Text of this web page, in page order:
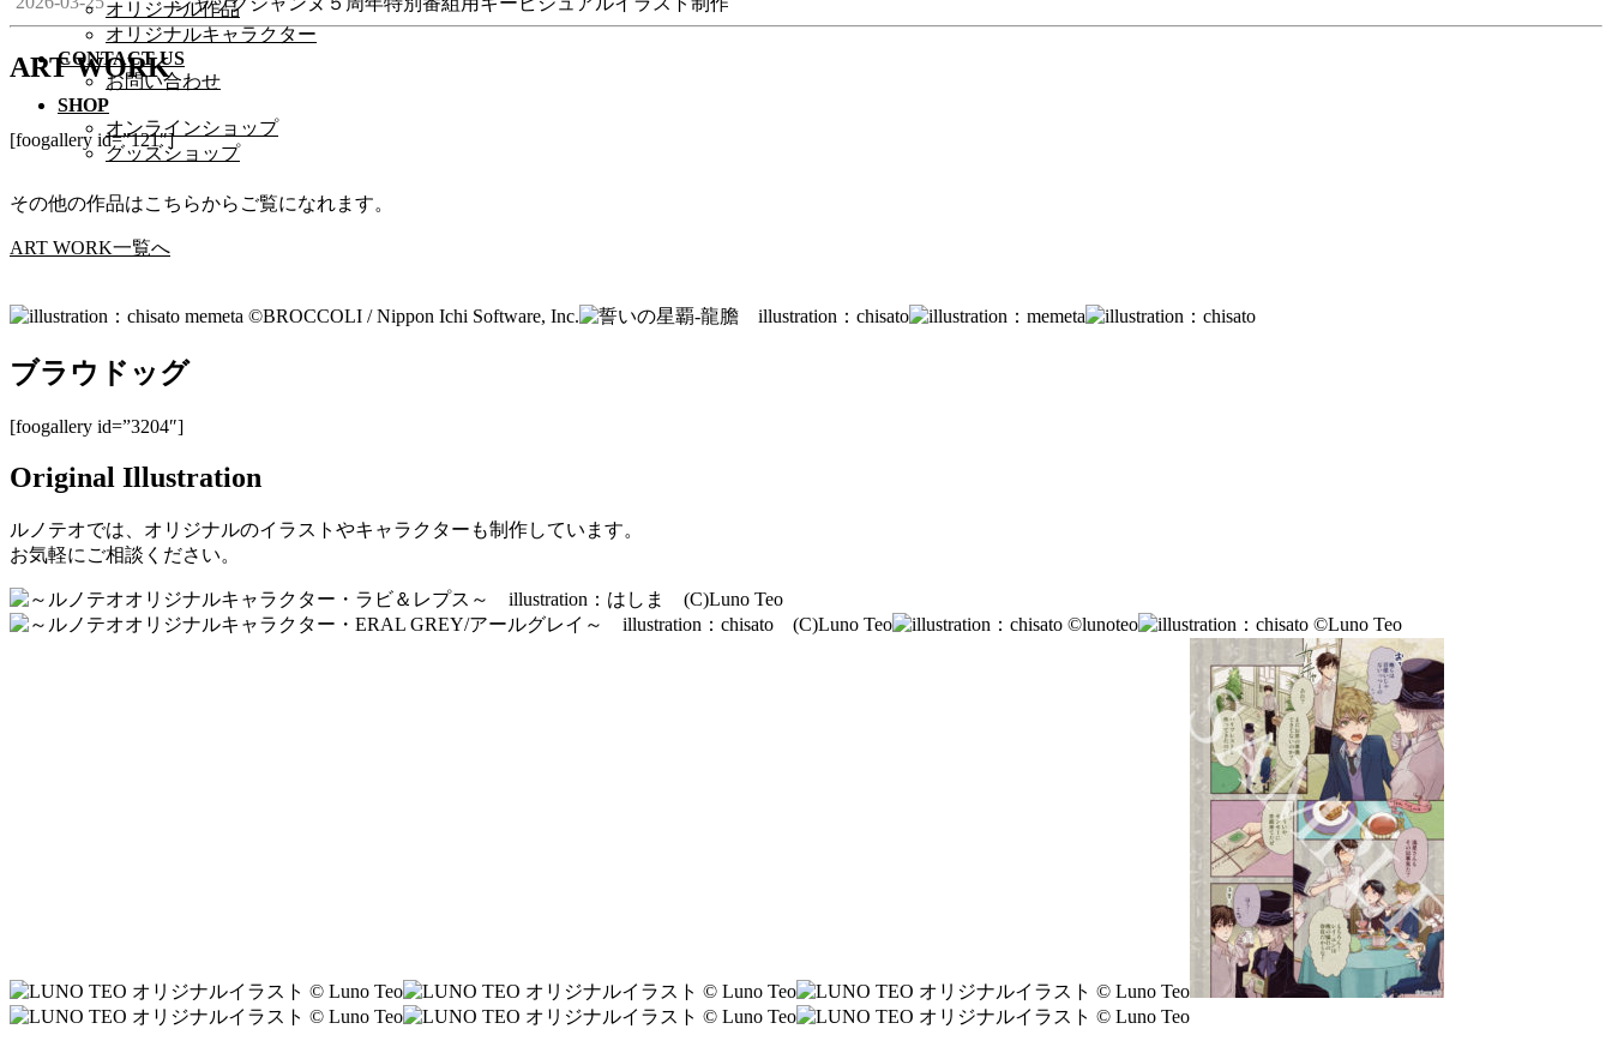
オリジナル作品
オリジナルキャラクター
CONTACT US
お問い合わせ
SHOP
オンラインショップ
グッズショップ
ART WORK
[foogallery id=”121″]
その他の作品はこちらからご覧になれます。
ART WORK一覧へ
ブラウドッグ
[foogallery id=”3204″]
Original Illustration
ルノテオでは、オリジナルのイラストやキャラクターも制作しています。
お気軽にご相談ください。